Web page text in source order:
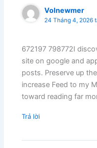
Volnewmer
24 Tháng 4, 2026
672197 798772I
site on google and
posts. Preserve up
increase Feed to my
toward reading far
Trả lời